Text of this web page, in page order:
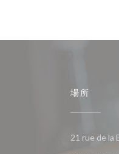
場所
21 rue de la